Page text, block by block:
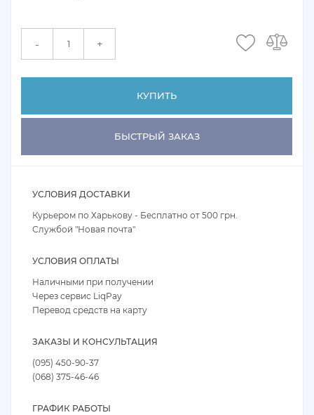
- +
КУПИТЬ
БЫСТРЫЙ ЗАКАЗ
УСЛОВИЯ ДОСТАВКИ
Курьером по Харькову - Бесплатно от 500 грн.
Службой "Новая почта"
УСЛОВИЯ ОПЛАТЫ
Наличными при получении
Через сервис LiqPay
Перевод средств на карту
ЗАКАЗЫ И КОНСУЛЬТАЦИЯ
(095) 450-90-37
(068) 375-46-46
ГРАФИК РАБОТЫ